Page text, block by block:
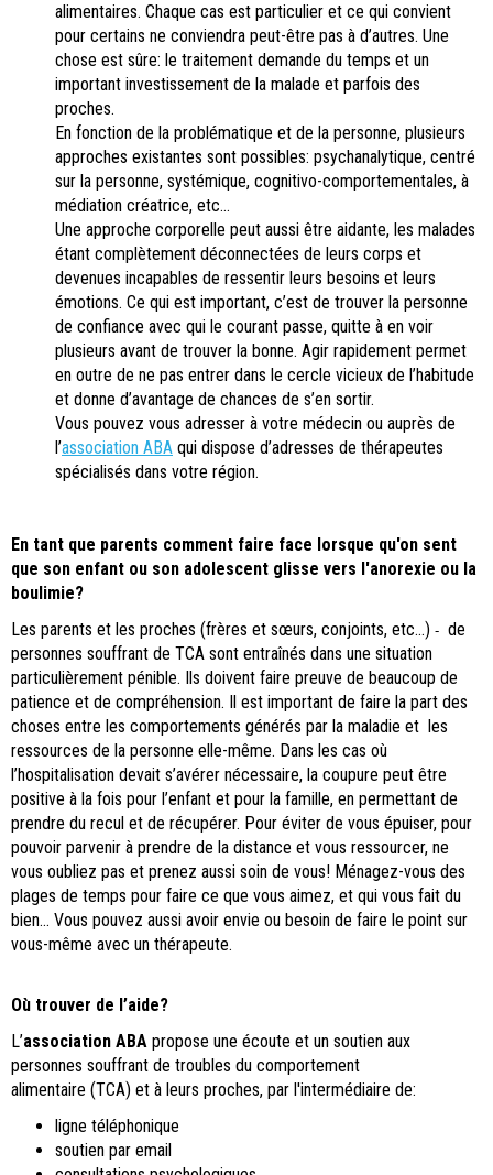
alimentaires. Chaque cas est particulier et ce qui convient
pour certains ne conviendra peut-être pas à d’autres. Une
chose est sûre: le traitement demande du temps et un
important investissement de la malade et parfois des
proches.
En fonction de la problématique et de la personne, plusieurs
approches existantes sont possibles: psychanalytique, centré
sur la personne, systémique, cognitivo-comportementales, à
médiation créatrice, etc...
Une approche corporelle peut aussi être aidante, les malades
étant complètement déconnectées de leurs corps et
devenues incapables de ressentir leurs besoins et leurs
émotions. Ce qui est important, c’est de trouver la personne
de confiance avec qui le courant passe, quitte à en voir
plusieurs avant de trouver la bonne. Agir rapidement permet
en outre de ne pas entrer dans le cercle vicieux de l’habitude
et donne d’avantage de chances de s’en sortir.
Vous pouvez vous adresser à votre médecin ou auprès de
l’association ABA qui dispose d’adresses de thérapeutes
spécialisés dans votre région.
En tant que parents comment faire face lorsque qu'on sent
que son enfant ou son adolescent glisse vers l'anorexie ou la
boulimie?
Les parents et les proches (frères et sœurs, conjoints, etc...) - de
personnes souffrant de TCA sont entraînés dans une situation
particulièrement pénible. Ils doivent faire preuve de beaucoup de
patience et de compréhension. Il est important de faire la part des
choses entre les comportements générés par la maladie et les
ressources de la personne elle-même. Dans les cas où
l’hospitalisation devait s’avérer nécessaire, la coupure peut être
positive à la fois pour l’enfant et pour la famille, en permettant de
prendre du recul et de récupérer. Pour éviter de vous épuiser, pour
pouvoir parvenir à prendre de la distance et vous ressourcer, ne
vous oubliez pas et prenez aussi soin de vous! Ménagez-vous des
plages de temps pour faire ce que vous aimez, et qui vous fait du
bien... Vous pouvez aussi avoir envie ou besoin de faire le point sur
vous-même avec un thérapeute.
Où trouver de l’aide?
L’association ABA propose une écoute et un soutien aux
personnes souffrant de troubles du comportement
alimentaire (TCA) et à leurs proches, par l'intermédiaire de:
ligne téléphonique
soutien par email